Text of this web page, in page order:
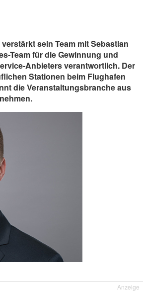
sein Team mit Sebastian
Team für die Gewinnung und
Anbieters verantwortlich. Der
Stationen beim Flughafen
die Veranstaltungsbranche aus
Anzeige